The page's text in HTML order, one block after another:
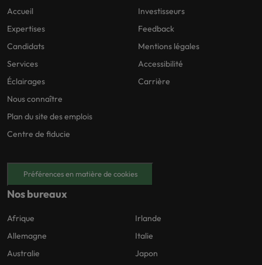
Accueil
Expertises
Candidats
Services
Éclairages
Nous connaître
Plan du site des emplois
Centre de fiducie
Investisseurs
Feedback
Mentions légales
Accessibilité
Carrière
Préférences en matière de cookies
Nos bureaux
Afrique
Allemagne
Australie
Irlande
Italie
Japon